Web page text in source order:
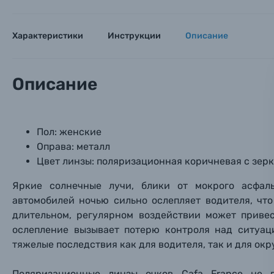
Ваш
Ваш
Оптические приборы
Электроника
Материалы
Осветительное оборудование
Вами с
Номер
Характеристики Инструкции Описание
Описание
Пол: женские
Оправа: металл
Цвет линзы: поляризационная коричневая с
Яркие солнечные лучи, блики от мокрого
автомобилей ночью сильно ослепляет водителя,
длительном, регулярном воздействии может
ослепление вызывает потерю контроля над
тяжелые последствия как для водителя, так и для
Ваш